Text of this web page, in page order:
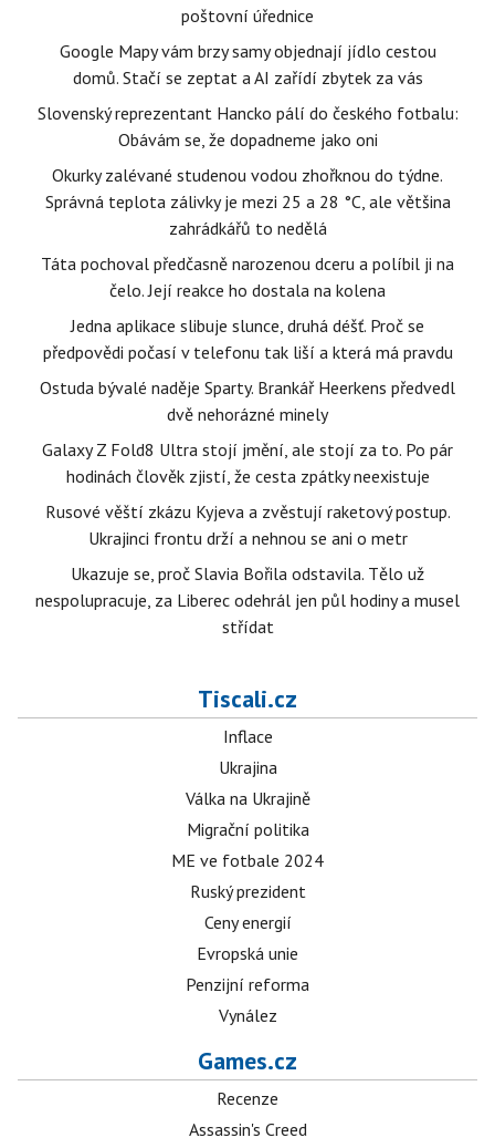
poštovní úřednice
Google Mapy vám brzy samy objednají jídlo cestou
domů. Stačí se zeptat a AI zařídí zbytek za vás
Slovenský reprezentant Hancko pálí do českého fotbalu:
Obávám se, že dopadneme jako oni
Okurky zalévané studenou vodou zhořknou do týdne.
Správná teplota zálivky je mezi 25 a 28 °C, ale většina
zahrádkářů to nedělá
Táta pochoval předčasně narozenou dceru a políbil ji na
čelo. Její reakce ho dostala na kolena
Jedna aplikace slibuje slunce, druhá déšť. Proč se
předpovědi počasí v telefonu tak liší a která má pravdu
Ostuda bývalé naděje Sparty. Brankář Heerkens předvedl
dvě nehorázné minely
Galaxy Z Fold8 Ultra stojí jmění, ale stojí za to. Po pár
hodinách člověk zjistí, že cesta zpátky neexistuje
Rusové věští zkázu Kyjeva a zvěstují raketový postup.
Ukrajinci frontu drží a nehnou se ani o metr
Ukazuje se, proč Slavia Bořila odstavila. Tělo už
nespolupracuje, za Liberec odehrál jen půl hodiny a musel
střídat
Tiscali.cz
Inflace
Ukrajina
Válka na Ukrajině
Migrační politika
ME ve fotbale 2024
Ruský prezident
Ceny energií
Evropská unie
Penzijní reforma
Vynález
Games.cz
Recenze
Assassin's Creed